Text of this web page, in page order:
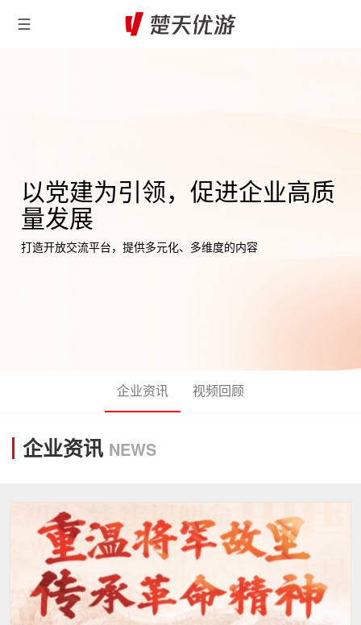
以党建为引领，促进企业高质
量发展
打造开放交流平台，提供多元化、多维度的内容
企业资讯 视频回顾
企业资讯 NEWS